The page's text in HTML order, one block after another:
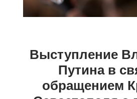
Выступление
Путина в
обращением